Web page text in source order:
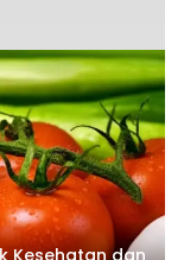
Kesehatan dan